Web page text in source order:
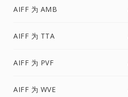
AIFF 为 AMB
AIFF 为 TTA
AIFF 为 PVF
AIFF 为 WVE